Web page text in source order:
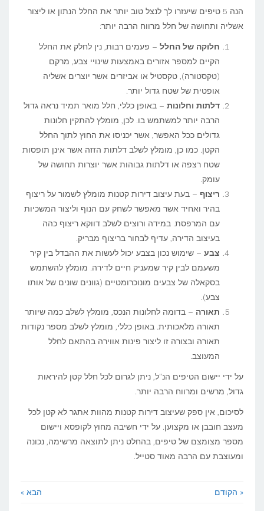
הנה 5 טיפים שיעזרו לך לנצל טוב יותר את החלל הנתון או ליצור
אשליה ותחושה של חלל מרווח הרבה יותר:
חלוקה של החלל – פעמים רבות, נין לחלק את החלל
הקיים למספר אזורים באמצעות שינויי צבע, מרקם
(טקסטורה), טקסטיל או אביזרים אשר יוצרים אשליה
אופטית של שטח גדול יותר.
דלתות וחלונות – באופן כללי, חלל מואר תמיד נראה גדול
הרבה יותר למשתמש בו. לכן, מומלץ להתקין חלונות
גדולים ככל האפשר, אשר יכניסו את החוץ לתוך החלל
הקטן. כמו כן, מומלץ לשלב דלתות הזזה אשר אינן תופסות
שטח רצפה או דלתות גבוהות אשר יוצרות תחושה של
עומק.
ריצוף – בעת עיצוב דירות קטנות מומלץ לשמור על ריצוף
בהיר ואחיד אשר מאפשר לשחק עם הנוף וליצור המשכיות
עם המרפסת. במידה ורוצים לשלב דווקא ריצוף כהה
בעיצוב הדירה, עדיף לבחור בריצוף מבריק.
צבע – שימוש נכון בצבע יכול לעשות את ההבדל בין קיר
משעמם לבין קיר שמעניק חיים לדירה. מומלץ להשתמש
בסקאלה של צבעים מונוכרומטיים (גוונים שונים של אותו
צבע).
תאורה – בדומה לחלונות הנכס, מומלץ לשלב כמה שיותר
תאורה מלאכותית. באופן כללי, מומלץ לשלב מספר נקודות
תאורה ובצורה זו ליצור פינות אווירה בהתאם לחלל
המעוצב.
על ידי יישום הטיפים הנ"ל, ניתן לגרום לכל חלל קטן להיראות
גדול, מרשים ומרווח הרבה יותר.
לסיכום, אין ספק שעיצוב דירות קטנות מהוות אתגר לא קטן לכל
מעצב חובבן או מקצוען. על ידי חשיבה מחוץ לקופסא ויישום
מספר מצומצם של טיפים, בהחלט ניתן לתוצאה מרשימה, נכונה
ומעוצבת עם הרבה מאוד סטייל.
« הקודם הבא »